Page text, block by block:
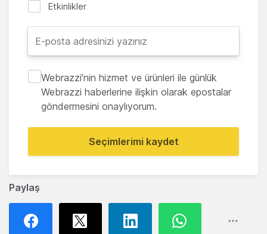
Paylaş
Etkinlikler
Webrazzi'nin hizmet ve ürünleri ile günlük
Webrazzi haberlerine ilişkin olarak epostalar
göndermesini onaylıyorum.
Seçimlerimi kaydet